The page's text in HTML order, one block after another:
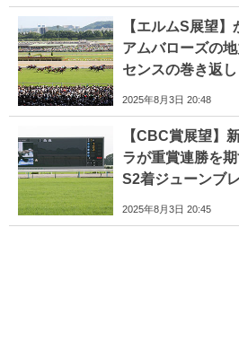
【エルムS展望
アムバローズの
センスの巻き返し
2025年8月3日 20:48
【CBC賞展望】
ラが重賞連勝を
S2着ジューンブ
2025年8月3日 20:45